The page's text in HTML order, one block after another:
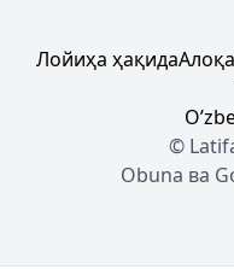
Лойиҳа ҳақидаАлоқа
©
Obuna ва